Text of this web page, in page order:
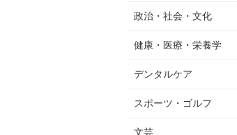
政治・社会・文化
健康・医療・栄養学
デンタルケア
スポーツ・ゴルフ
文芸